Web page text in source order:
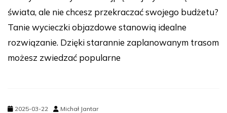
świata, ale nie chcesz przekraczać swojego budżetu?
Tanie wycieczki objazdowe stanowią idealne
rozwiązanie. Dzięki starannie zaplanowanym trasom
możesz zwiedzać popularne
2025-03-22 Michał Jantar